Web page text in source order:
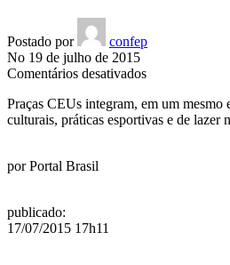
Postado por
confep
No 19 de julho de 2015
Comentários desativadosem
de
arte
Praças CEUs integram, em um mesmo
culturais, práticas esportivas e de lazer
porPortal Brasil
publicado:
17/07/2015 17h11